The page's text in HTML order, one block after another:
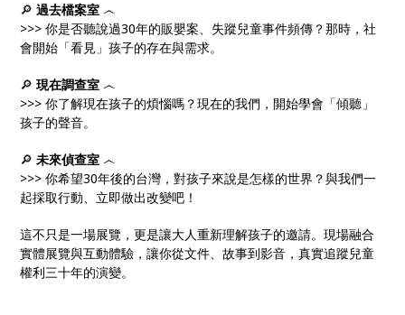
🔎過去檔案室 ෴
>>> 你是否聽說過30年的販嬰案、失蹤兒童事件頻傳？那時，社
會開始「看見」孩子的存在與需求。
🔎現在調查室 ෴
>>> 你了解現在孩子的煩惱嗎？現在的我們，開始學會「傾聽」
孩子的聲音。
🔎未來偵查室 ෴
>>> 你希望30年後的台灣，對孩子來說是怎樣的世界？與我們一
起採取行動、立即做出改變吧！
這不只是一場展覽，更是讓大人重新理解孩子的邀請。現場融合
實體展覽與互動體驗，讓你從文件、故事到影音，真實追蹤兒童
權利三十年的演變。